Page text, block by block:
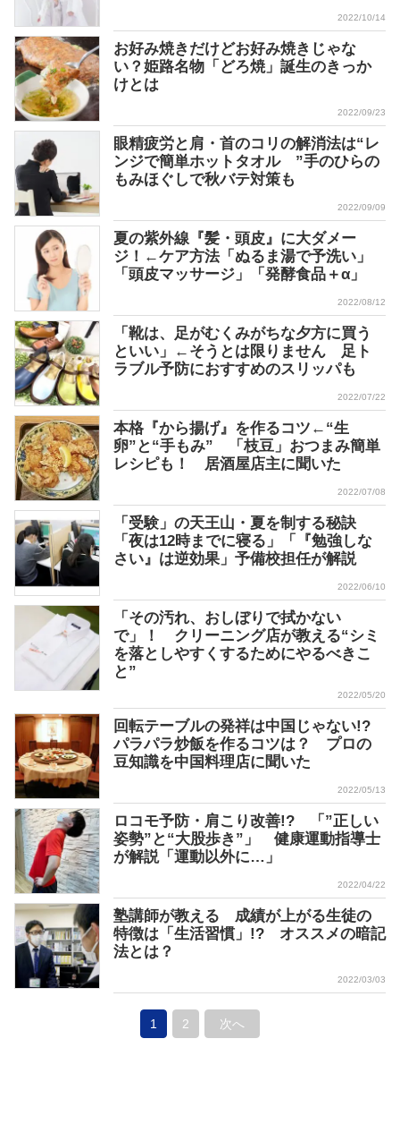
2022/10/14
お好み焼きだけどお好み焼きじゃな
い？姫路名物「どろ焼」誕生のきっか
けとは
2022/09/23
眼精疲労と肩・首のコリの解消法は“レ
ンジで簡単ホットタオル ”手のひらの
もみほぐしで秋バテ対策も
2022/09/09
夏の紫外線『髪・頭皮』に大ダメー
ジ！←ケア方法「ぬるま湯で予洗い」
「頭皮マッサージ」「発酵食品＋α」
2022/08/12
「靴は、足がむくみがちな夕方に買う
といい」←そうとは限りません 足ト
ラブル予防におすすめのスリッパも
2022/07/22
本格『から揚げ』を作るコツ←“生
卵”と“手もみ” 「枝豆」おつまみ簡単
レシピも！ 居酒屋店主に聞いた
2022/07/08
「受験」の天王山・夏を制する秘訣
「夜は12時までに寝る」「『勉強しな
さい』は逆効果」予備校担任が解説
2022/06/10
「その汚れ、おしぼりで拭かない
で」！ クリーニング店が教える“シミ
を落としやすくするためにやるべきこ
と”
2022/05/20
回転テーブルの発祥は中国じゃない!?
パラパラ炒飯を作るコツは？ プロの
豆知識を中国料理店に聞いた
2022/05/13
ロコモ予防・肩こり改善!? 「”正しい
姿勢”と“大股歩き”」 健康運動指導士
が解説「運動以外に…」
2022/04/22
塾講師が教える 成績が上がる生徒の
特徴は「生活習慣」!? オススメの暗記
法とは？
2022/03/03
1 2 次へ